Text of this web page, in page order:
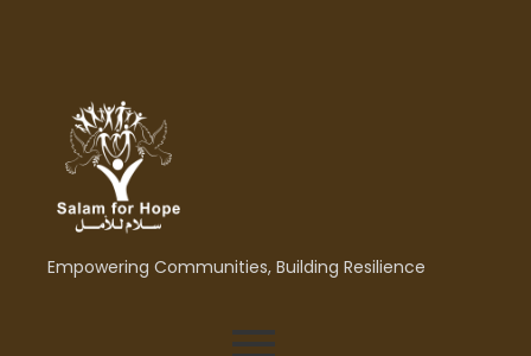
Empowering Communities, Building Resilience